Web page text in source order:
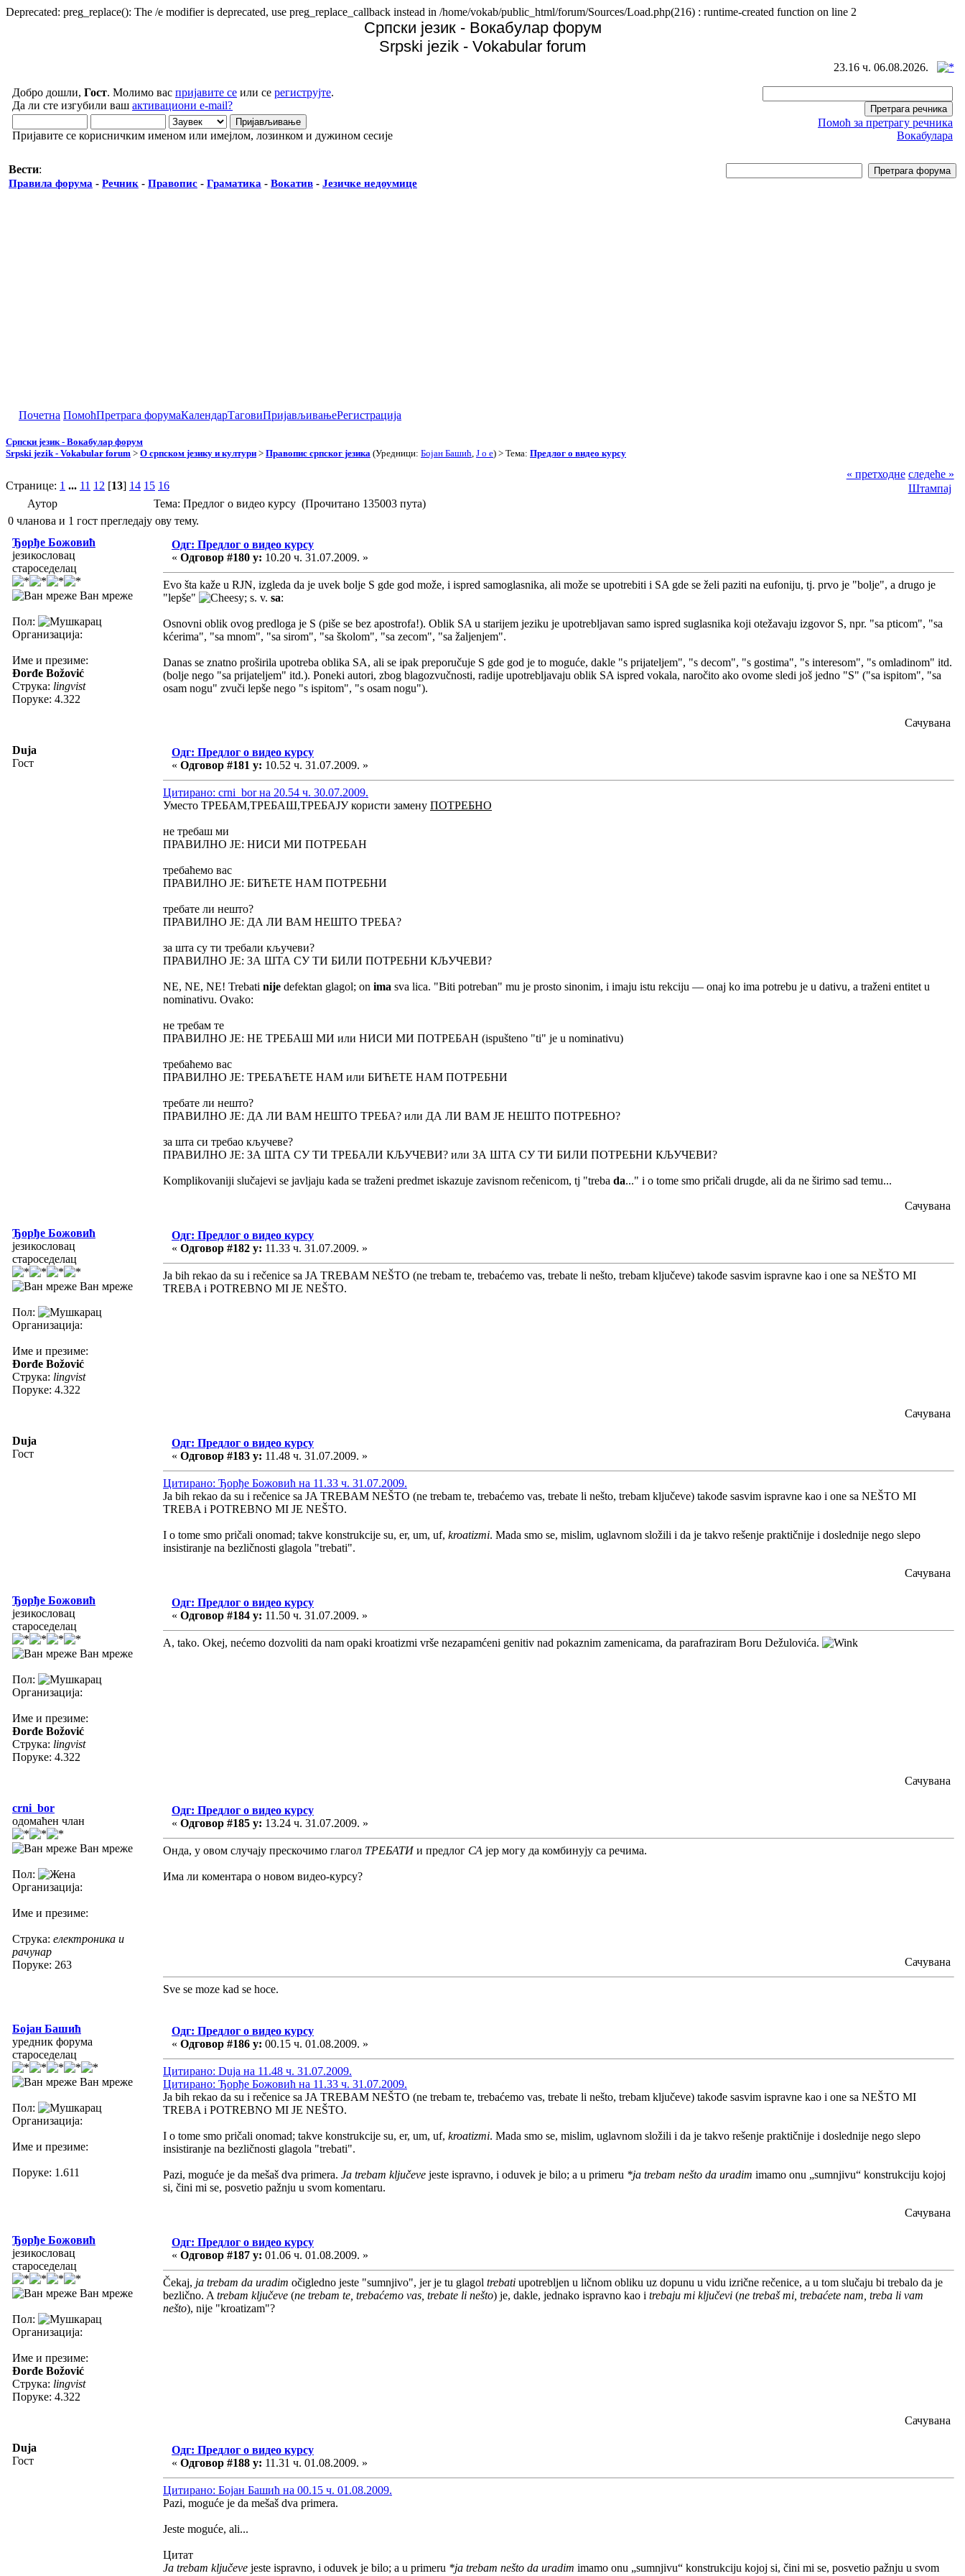
Deprecated: preg_replace(): The /e modifier is deprecated, use preg_replace_callback instead in /home/vokab/public_html/forum/Sources/Load.php(216) : runtime-created function on line 2
Српски језик - Вокабулар форум
Srpski jezik - Vokabular forum
23.16 ч. 06.08.2026.
Добро дошли, Гост. Молимо вас пријавите се или се региструјте.
Да ли сте изгубили ваш активациони e-mail?
Пријавите се корисничким именом или имејлом, лозинком и дужином сесије
Помоћ за претрагу речника
Вокабулара
Вести:
Правила форума - Речник - Правопис - Граматика - Вокатив - Језичке недоумице
Почетна ПомоћПретрага форумаКалендарТаговиПријављивањеРегистрација
Српски језик - Вокабулар форум
Srpski jezik - Vokabular forum > О српском језику и култури > Правопис српског језика (Уредници: Бојан Башић J o e) > Тема: Предлог о видео курсу
Странице: 1 ... 11 12 [13] 14 15 16
« претходне следеће »
Штампај
Аутор
Тема: Предлог о видео курсу (Прочитано 135003 пута)
0 чланова и 1 гост прегледају ову тему.
Ђорђе Божовић
језикословац
староседелац
Ван мреже
Пол:
Организација:
Име и презиме:
Đorđe Božović
Струка: lingvist
Поруке: 4.322
Одг: Предлог о видео курсу
« Одговор #180 у: 10.20 ч. 31.07.2009. »
Evo šta kaže u RJN, izgleda da je uvek bolje S gde god može, i ispred samoglasnika, ali može se upotrebiti i SA gde se želi paziti na eufoniju, tj. prvo je "bolje", a drugo je
"lepše"
; s. v. sa:
Osnovni oblik ovog predloga je S (piše se bez apostrofa!). Oblik SA u starijem jeziku je upotrebljavan samo ispred suglasnika koji otežavaju izgovor S, npr. "sa pticom", "sa
kćerima", "sa mnom", "sa sirom", "sa školom", "sa zecom", "sa žaljenjem".
Danas se znatno proširila upotreba oblika SA, ali se ipak preporučuje S gde god je to moguće, dakle "s prijateljem", "s decom", "s gostima", "s interesom", "s omladinom" itd.
(bolje nego "sa prijateljem" itd.). Poneki autori, zbog blagozvučnosti, radije upotrebljavaju oblik SA ispred vokala, naročito ako ovome sledi još jedno "S" ("sa ispitom", "sa
osam nogu" zvuči lepše nego "s ispitom", "s osam nogu").
Сачувана
Duja
Гост
Одг: Предлог о видео курсу
« Одговор #181 у: 10.52 ч. 31.07.2009. »
Цитирано: crni_bor на 20.54 ч. 30.07.2009.
Уместо ТРЕБАМ,ТРЕБАШ,ТРЕБАЈУ користи замену ПОТРЕБНО
не требаш ми
ПРАВИЛНО ЈЕ: НИСИ МИ ПОТРЕБАН
требаћемо вас
ПРАВИЛНО ЈЕ: БИЋЕТЕ НАМ ПОТРЕБНИ
требате ли нешто?
ПРАВИЛНО ЈЕ: ДА ЛИ ВАМ НЕШТО ТРЕБА?
за шта су ти требали кључеви?
ПРАВИЛНО ЈЕ: ЗА ШТА СУ ТИ БИЛИ ПОТРЕБНИ КЉУЧЕВИ?
NE, NE, NE! Trebati nije defektan glagol; on ima sva lica. "Biti potreban" mu je prosto sinonim, i imaju istu rekciju — onaj ko ima potrebu je u dativu, a traženi entitet u
nominativu. Ovako:
не требам те
ПРАВИЛНО ЈЕ: НЕ ТРЕБАШ МИ или НИСИ МИ ПОТРЕБАН (ispušteno "ti" je u nominativu)
требаћемо вас
ПРАВИЛНО ЈЕ: ТРЕБАЋЕТЕ НАМ или БИЋЕТЕ НАМ ПОТРЕБНИ
требате ли нешто?
ПРАВИЛНО ЈЕ: ДА ЛИ ВАМ НЕШТО ТРЕБА? или ДА ЛИ ВАМ ЈЕ НЕШТО ПОТРЕБНО?
за шта си требао кључеве?
ПРАВИЛНО ЈЕ: ЗА ШТА СУ ТИ ТРЕБАЛИ КЉУЧЕВИ? или ЗА ШТА СУ ТИ БИЛИ ПОТРЕБНИ КЉУЧЕВИ?
Komplikovaniji slučajevi se javljaju kada se traženi predmet iskazuje zavisnom rečenicom, tj "treba da..." i o tome smo pričali drugde, ali da ne širimo sad temu...
Сачувана
Ђорђе Божовић
језикословац
староседелац
Ван мреже
Пол:
Организација:
Име и презиме:
Đorđe Božović
Струка: lingvist
Поруке: 4.322
Одг: Предлог о видео курсу
« Одговор #182 у: 11.33 ч. 31.07.2009. »
Ja bih rekao da su i rečenice sa JA TREBAM NEŠTO (ne trebam te, trebaćemo vas, trebate li nešto, trebam ključeve) takođe sasvim ispravne kao i one sa NEŠTO MI
TREBA i POTREBNO MI JE NEŠTO.
Сачувана
Duja
Гост
Одг: Предлог о видео курсу
« Одговор #183 у: 11.48 ч. 31.07.2009. »
Цитирано: Ђорђе Божовић на 11.33 ч. 31.07.2009.
Ja bih rekao da su i rečenice sa JA TREBAM NEŠTO (ne trebam te, trebaćemo vas, trebate li nešto, trebam ključeve) takođe sasvim ispravne kao i one sa NEŠTO MI
TREBA i POTREBNO MI JE NEŠTO.
I o tome smo pričali onomad; takve konstrukcije su, er, um, uf, kroatizmi. Mada smo se, mislim, uglavnom složili i da je takvo rešenje praktičnije i doslednije nego slepo
insistiranje na bezličnosti glagola "trebati".
Сачувана
Ђорђе Божовић
језикословац
староседелац
Ван мреже
Пол:
Организација:
Име и презиме:
Đorđe Božović
Струка: lingvist
Поруке: 4.322
Одг: Предлог о видео курсу
« Одговор #184 у: 11.50 ч. 31.07.2009. »
A, tako. Okej, nećemo dozvoliti da nam opaki kroatizmi vrše nezapamćeni genitiv nad pokaznim zamenicama, da parafraziram Boru Dežulovića.
Сачувана
crni_bor
одомаћен члан
Ван мреже
Пол:
Организација:
Име и презиме:
Струка: електроника и
рачунар
Поруке: 263
Одг: Предлог о видео курсу
« Одговор #185 у: 13.24 ч. 31.07.2009. »
Онда, у овом случају прескочимо глагол ТРЕБАТИи предлог СА јер могу да комбинују са речима.
Има ли коментара о новом видео-курсу?
Сачувана
Sve se moze kad se hoce.
Бојан Башић
уредник форума
староседелац
Ван мреже
Пол:
Организација:
Име и презиме:
Поруке: 1.611
Одг: Предлог о видео курсу
« Одговор #186 у: 00.15 ч. 01.08.2009. »
Цитирано: Duja на 11.48 ч. 31.07.2009.
Цитирано: Ђорђе Божовић на 11.33 ч. 31.07.2009.
Ja bih rekao da su i rečenice sa JA TREBAM NEŠTO (ne trebam te, trebaćemo vas, trebate li nešto, trebam ključeve) takođe sasvim ispravne kao i one sa NEŠTO MI
TREBA i POTREBNO MI JE NEŠTO.
I o tome smo pričali onomad; takve konstrukcije su, er, um, uf, kroatizmi. Mada smo se, mislim, uglavnom složili i da je takvo rešenje praktičnije i doslednije nego slepo
insistiranje na bezličnosti glagola "trebati".
Pazi, moguće je da mešaš dva primera. Ja trebam ključeve jeste ispravno, i oduvek je bilo; a u primeru *ja trebam nešto da uradim imamo onu „sumnjivu“ konstrukciju kojoj
si, čini mi se, posvetio pažnju u svom komentaru.
Сачувана
Ђорђе Божовић
језикословац
староседелац
Ван мреже
Пол:
Организација:
Име и презиме:
Đorđe Božović
Струка: lingvist
Поруке: 4.322
Одг: Предлог о видео курсу
« Одговор #187 у: 01.06 ч. 01.08.2009. »
Čekaj, ja trebam da uradim očigledno jeste "sumnjivo", jer je tu glagol trebati upotrebljen u ličnom obliku uz dopunu u vidu izrične rečenice, a u tom slučaju bi trebalo da je
bezlično. A trebam ključeve (ne trebam te, trebaćemo vas, trebate li nešto) je, dakle, jednako ispravno kao i trebaju mi ključevi (ne trebaš mi, trebaćete nam, treba li vam
nešto), nije "kroatizam"?
Сачувана
Duja
Гост
Одг: Предлог о видео курсу
« Одговор #188 у: 11.31 ч. 01.08.2009. »
Цитирано: Бојан Башић на 00.15 ч. 01.08.2009.
Pazi, moguće je da mešaš dva primera.
Jeste moguće, ali...
Цитат
Ja trebam ključeve jeste ispravno, i oduvek je bilo; a u primeru *ja trebam nešto da uradim imamo onu „sumnjivu“ konstrukciju kojoj si, čini mi se, posvetio pažnju u svom